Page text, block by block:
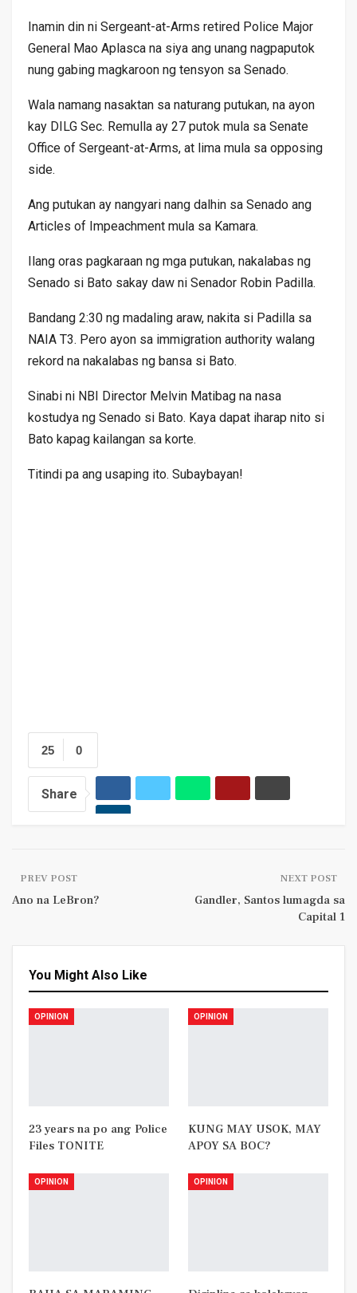
Inamin din ni Sergeant-at-Arms retired Police Major
General Mao Aplasca na siya ang unang nagpaputok
nung gabing magkaroon ng tensyon sa Senado.
Wala namang nasaktan sa naturang putukan, na ayon
kay DILG Sec. Remulla ay 27 putok mula sa Senate
Office of Sergeant-at-Arms, at lima mula sa opposing
side.
Ang putukan ay nangyari nang dalhin sa Senado ang
Articles of Impeachment mula sa Kamara.
Ilang oras pagkaraan ng mga putukan, nakalabas ng
Senado si Bato sakay daw ni Senador Robin Padilla.
Bandang 2:30 ng madaling araw, nakita si Padilla sa
NAIA T3. Pero ayon sa immigration authority walang
rekord na nakalabas ng bansa si Bato.
Sinabi ni NBI Director Melvin Matibag na nasa
kostudya ng Senado si Bato. Kaya dapat iharap nito si
Bato kapag kailangan sa korte.
Titindi pa ang usaping ito. Subaybayan!
0
25
Share
PREV POST
Ano na LeBron?
NEXT POST
Gandler, Santos lumagda sa
Capital 1
You Might Also Like
OPINION
23 years na po ang Police
Files TONITE
OPINION
KUNG MAY USOK, MAY
APOY SA BOC?
OPINION OPINION